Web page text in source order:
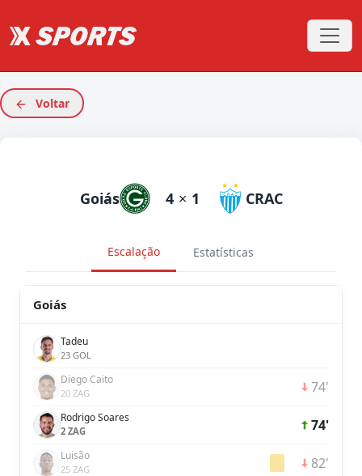
Voltar
Goiás 4 × 1 CRAC
Escalação Estatísticas
Goiás
Tadeu
23 GOL
Diego Caito
20 ZAG 74'
Rodrigo Soares
2 ZAG 74'
Luisão
25 ZAG 82'